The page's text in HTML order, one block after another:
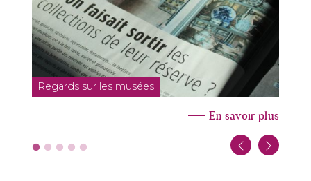
Regards sur les musées
En savoir plus